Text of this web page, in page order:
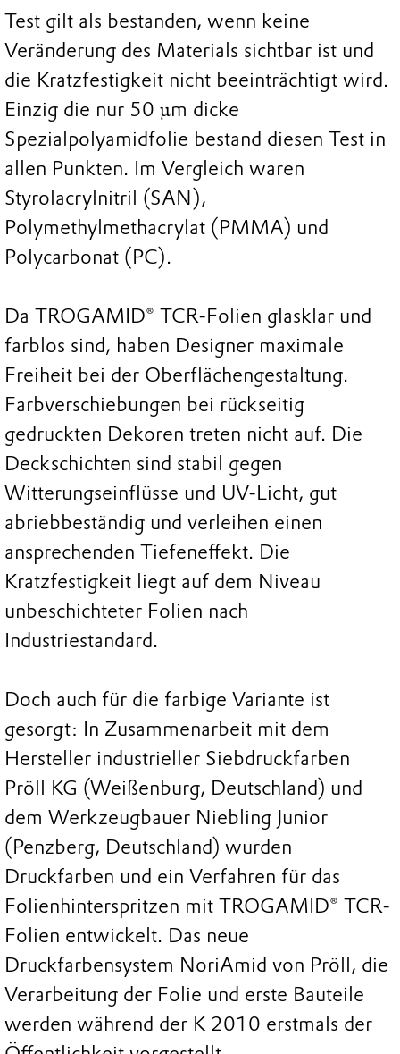
Test gilt als bestanden, wenn keine
Veränderung des Materials sichtbar ist und
die Kratzfestigkeit nicht beeinträchtigt wird.
Einzig die nur 50 µm dicke
Spezialpolyamidfolie bestand diesen Test in
allen Punkten. Im Vergleich waren
Styrolacrylnitril (SAN),
Polymethylmethacrylat (PMMA) und
Polycarbonat (PC).
Da TROGAMID® TCR-Folien glasklar und
farblos sind, haben Designer maximale
Freiheit bei der Oberflächengestaltung.
Farbverschiebungen bei rückseitig
gedruckten Dekoren treten nicht auf. Die
Deckschichten sind stabil gegen
Witterungseinflüsse und UV-Licht, gut
abriebbeständig und verleihen einen
ansprechenden Tiefeneffekt. Die
Kratzfestigkeit liegt auf dem Niveau
unbeschichteter Folien nach
Industriestandard.
Doch auch für die farbige Variante ist
gesorgt: In Zusammenarbeit mit dem
Hersteller industrieller Siebdruckfarben
Pröll KG (Weißenburg, Deutschland) und
dem Werkzeugbauer Niebling Junior
(Penzberg, Deutschland) wurden
Druckfarben und ein Verfahren für das
Folienhinterspritzen mit TROGAMID® TCR-
Folien entwickelt. Das neue
Druckfarbensystem NoriAmid von Pröll, die
Verarbeitung der Folie und erste Bauteile
werden während der K 2010 erstmals der